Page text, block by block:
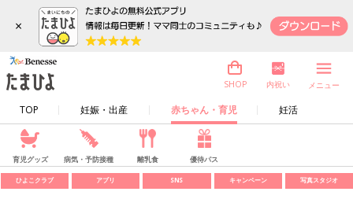
×
TOP 妊娠・出産 赤ちゃん・育児 妊活
SHOP 内祝い メニュー
育児グッズ 病気・予防接種 離乳食 優待パス
ひよこクラブ アプリ SNS キャンペーン 写真スタジオ